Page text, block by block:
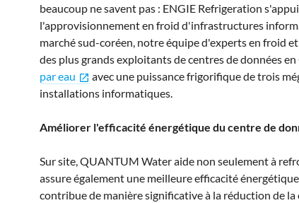
beaucoup ne savent pas : ENGIE Refrigeration
l'approvisionnement en froid d'infrastructures
marchésud-coréen, notre équipe d'experts en froid
des plus grands exploitants de centres de données en
par eau open_in_new avec une puissance frigorifique de trois
installations informatiques.
Améliorer l'efficacité énergétique du centre de
Sur site, QUANTUM Water aide non seulement à
assure également une meilleure efficacité
contribue de manière significative à la réduction de